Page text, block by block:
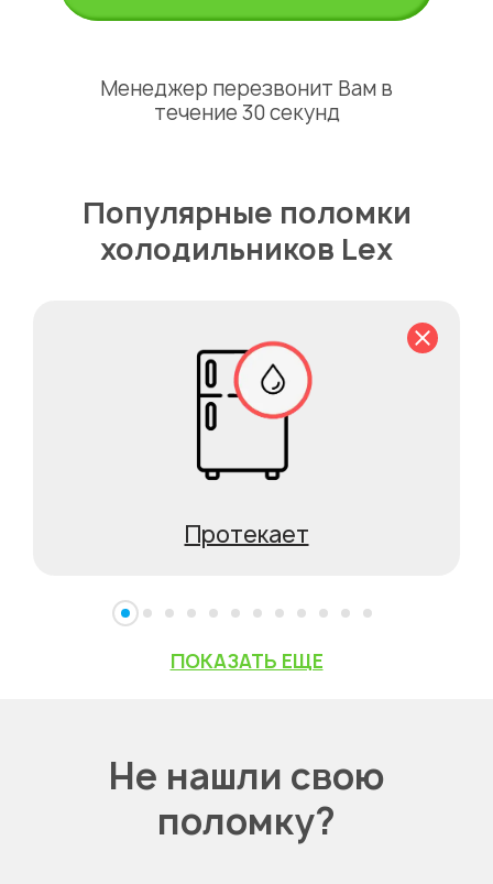
Менеджер перезвонит Вам в
течение 30 секунд
Популярные поломки
холодильников Lex
Протекает
ПОКАЗАТЬ ЕЩЕ
Не нашли свою
поломку?